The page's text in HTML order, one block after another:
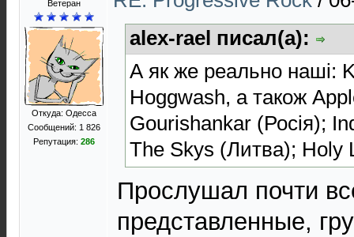
Ветеран
Откуда: Одесса
Сообщений: 1 826
Репутация: 286
alex-rael писал(а):
А як же реально наші:
Hoggwash, а також
Gourishankar (Росія);
The Skys (Литва); Holy
Прослушал почти
представленные,